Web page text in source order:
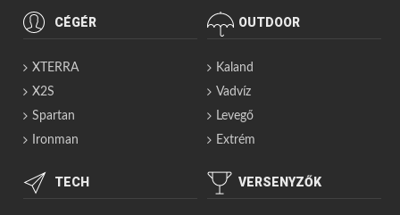
CÉGÉR
XTERRA
X2S
Spartan
Ironman
OUTDOOR
Kaland
Vadvíz
Levegő
Extrém
TECH VERSENYZŐK